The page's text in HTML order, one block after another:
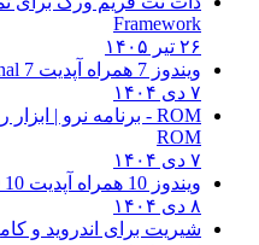
Framework
۲۶ تیر ۱۴۰۵
ویندوز 7 همراه آپدیت 7 SP1
۷ دی ۱۴۰۴
ROM - برنامه نرو | ابزار رایت حرفه ای و
ROM
۷ دی ۱۴۰۴
ویندوز 10 همراه آپدیت 10 22H2
۸ دی ۱۴۰۴
شیریت برای اندروید و